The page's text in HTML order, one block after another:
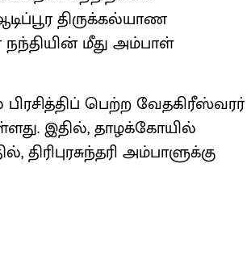
திருக்கல்யாண
மீது அம்பாள்
பெற்ற வேதகிரீஸ்வரர்
இதில், தாழக்கோயில்
அம்பாளுக்கு